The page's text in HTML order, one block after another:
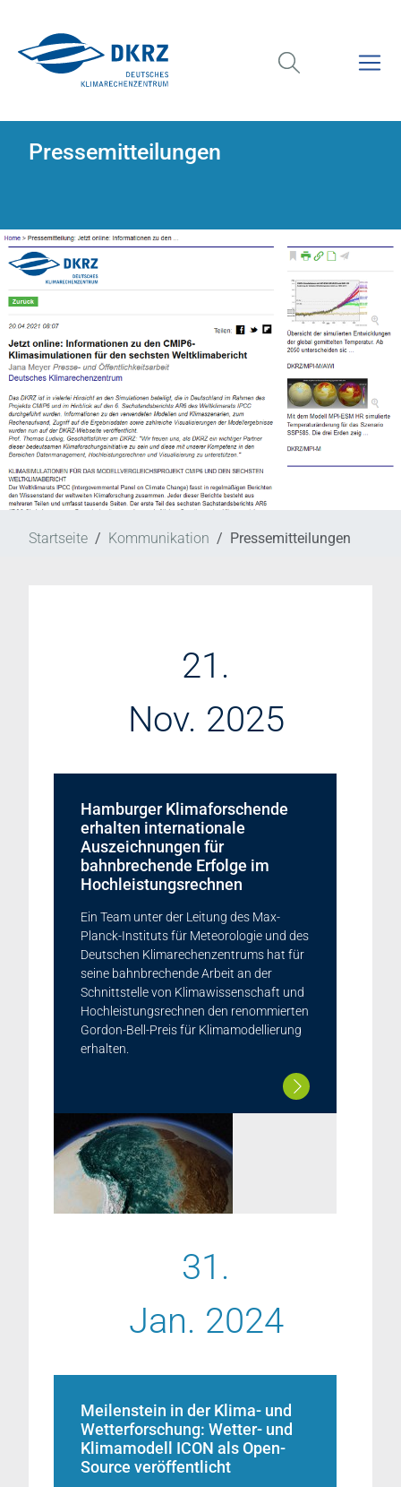
Pressemitteilungen
Startseite Kommunikation Pressemitteilungen
21.
Nov. 2025
Hamburger Klimaforschende
erhalten internationale
Auszeichnungen für
bahnbrechende Erfolge im
Hochleistungsrechnen
Ein Team unter der Leitung des Max-
Planck-Instituts für Meteorologie und des
Deutschen Klimarechenzentrums hat für
seine bahnbrechende Arbeit an der
Schnittstelle von Klimawissenschaft und
Hochleistungsrechnen den renommierten
Gordon-Bell-Preis für Klimamodellierung
erhalten.
31.
Jan. 2024
Meilenstein in der Klima- und
Wetterforschung: Wetter- und
Klimamodell ICON als Open-
Source veröffentlicht